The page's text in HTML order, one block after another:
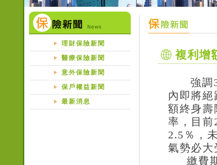
理財保險新聞
醫療保險新聞
意外保險新聞
保戶權益新聞
最新消息
複利增
強調
內即將
額終身
率，目前
2.5 ％，
氣勢必
繳費